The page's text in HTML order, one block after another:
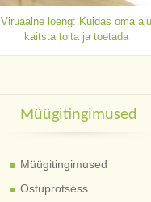
Viruaalne loeng: Kuidas oma aju
kaitsta toita ja toetada
Müügitingimused
Müügitingimused
Ostuprotsess